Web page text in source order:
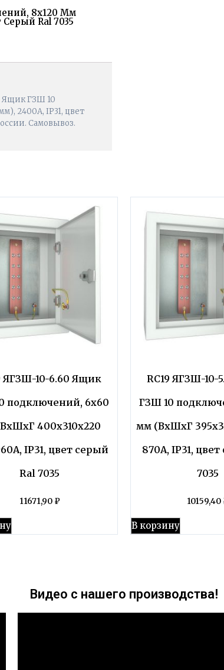
8х120 Мм
Ral 7035
Ящик ГЗШ 10
2400А, IP31, цвет
Самовывоз.
ЯГЗШ-10-6.60 Ящик
подключений, 6х60
400х310х220
IP31, цвет серый
Ral 7035
11671,90 ₽
RC19 ЯГЗШ-10-
ГЗШ 10
мм (ВхШхГ
870А, IP31,
7035
10159,40
В корзину
Видео с нашего производства!